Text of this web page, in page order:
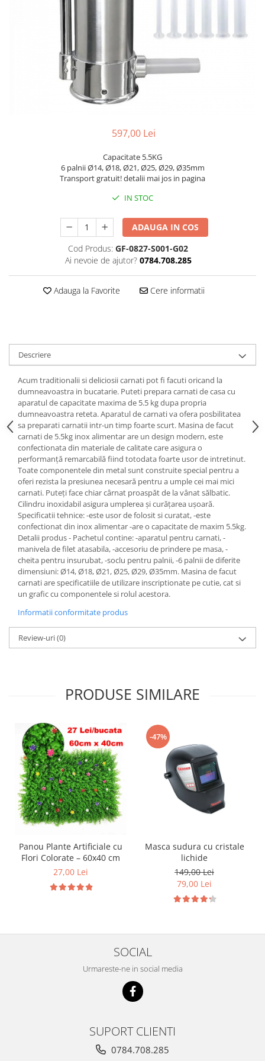
Accesorii Auto
Trimmere electrice
Bormasini cu acumulator
Mini drujbe cu acumulator
Scule electrice si unelte
Pompe de stropit si atomizatoare
Pompe si hidrofoare
Friteuze cu aer cald
Masini de tocat
597,00 Lei
Capacitate 5.5KG
6 palnii Ø14, Ø18, Ø21, Ø25, Ø29, Ø35mm
Transport gratuit! detalii mai jos in pagina
IN STOC
ADAUGA IN COS
Cod Produs: GF-0827-S001-G02
Ai nevoie de ajutor? 0784.708.285
Adauga la Favorite Cere informatii
Descriere
Acum traditionalii si deliciosii carnati pot fi facuti oricand la
dumneavoastra in bucatarie. Puteti prepara carnati de casa cu
aparatul de capacitate maxima de 5.5 kg dupa propria
dumneavoastra reteta. Aparatul de carnati va ofera posbilitatea
sa preparati carnatii intr-un timp foarte scurt. Masina de facut
carnati de 5.5kg inox alimentar are un design modern, este
confectionata din materiale de calitate care asigura o
performanță remarcabilă fiind totodata foarte usor de intretinut.
Toate componentele din metal sunt construite special pentru a
oferi rezista la presiunea necesară pentru a umple cei mai mici
carnati. Puteți face chiar cârnat proaspăt de la vânat sălbatic.
Cilindru inoxidabil asigura umplerea și curățarea ușoară.
Specificatii tehnice: -este usor de folosit si curatat, -este
confectionat din inox alimentar -are o capacitate de maxim 5.5kg.
Detalii produs - Pachetul contine: -aparatul pentru carnati, -
manivela de filet atasabila, -accesoriu de prindere pe masa, -
cheita pentru insurubat, -soclu pentru palnii, -6 palnii de diferite
dimensiuni: Ø14, Ø18, Ø21, Ø25, Ø29, Ø35mm. Masina de facut
carnati are specificatiile de utilizare inscriptionate pe cutie, cat si
un grafic cu componentele si rolul acestora.
Informatii conformitate produs
Review-uri(0)
PRODUSE SIMILARE
Panou Plante Artificiale cu
Flori Colorate – 60x40 cm
27,00 Lei
-47%
Masca sudura cu cristale
lichide
149,00 Lei
79,00 Lei
SOCIAL
Urmareste-ne in social media
SUPORT CLIENTI
0784.708.285